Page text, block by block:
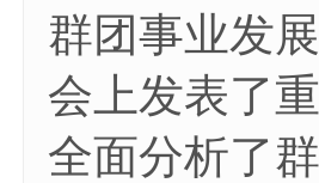
群团事业发
会上发表了
全面分析了